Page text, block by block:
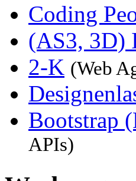
Coding
(AS3, 3D)
2-K (Web
Bootstrap
APIs)